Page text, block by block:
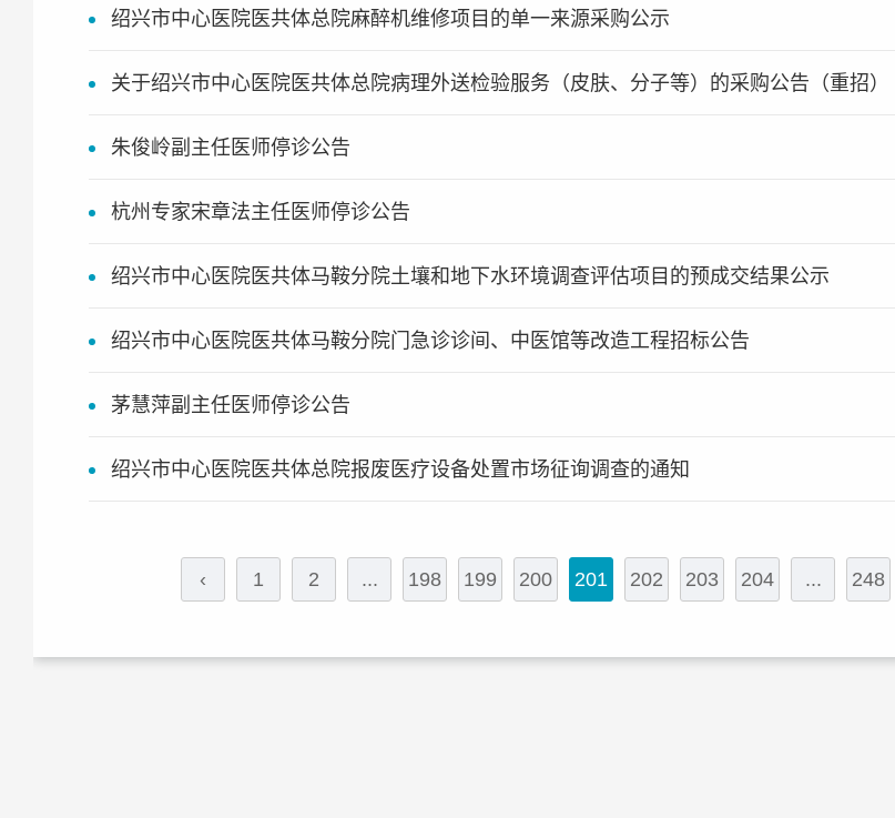
绍兴市中心医院医共体总院麻醉机维修项目的单一来源采购公示
关于绍兴市中心医院医共体总院病理外送检验服务（皮肤、分子等）的采购公告（重招）
朱俊岭副主任医师停诊公告
杭州专家宋章法主任医师停诊公告
绍兴市中心医院医共体马鞍分院土壤和地下水环境调查评估项目的预成交结果公示
绍兴市中心医院医共体马鞍分院门急诊诊间、中医馆等改造工程招标公告
茅慧萍副主任医师停诊公告
绍兴市中心医院医共体总院报废医疗设备处置市场征询调查的通知
‹ 1 2 ... 198 199 200 201 202 203 204 ... 248